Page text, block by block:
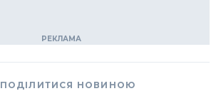
ПОДІЛИТИСЯ НОВИНОЮ